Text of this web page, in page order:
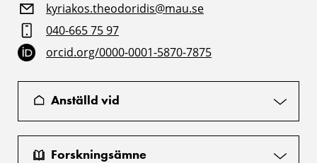
kyriakos.theodoridis@mau.se
040-665 75 97
orcid.org/0000-0001-5870-7875
Anställd vid
Forskningsämne